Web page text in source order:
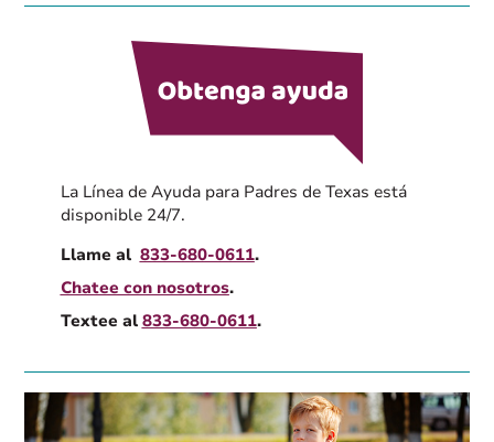
La Línea de Ayuda para Padres de Texas está
disponible 24/7.
Llame al 833-680-0611.
Chatee con nosotros.
Textee al 833-680-0611.